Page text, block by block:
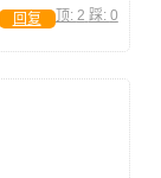
顶: 2 踩: 0
回复